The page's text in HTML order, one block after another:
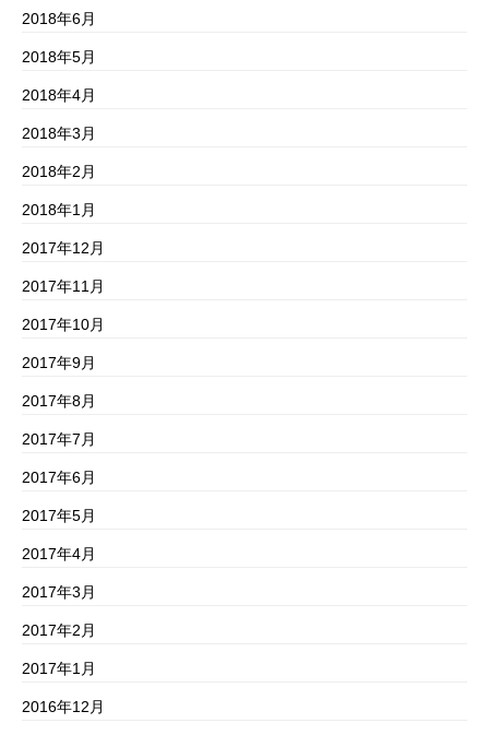
2018年6月
2018年5月
2018年4月
2018年3月
2018年2月
2018年1月
2017年12月
2017年11月
2017年10月
2017年9月
2017年8月
2017年7月
2017年6月
2017年5月
2017年4月
2017年3月
2017年2月
2017年1月
2016年12月